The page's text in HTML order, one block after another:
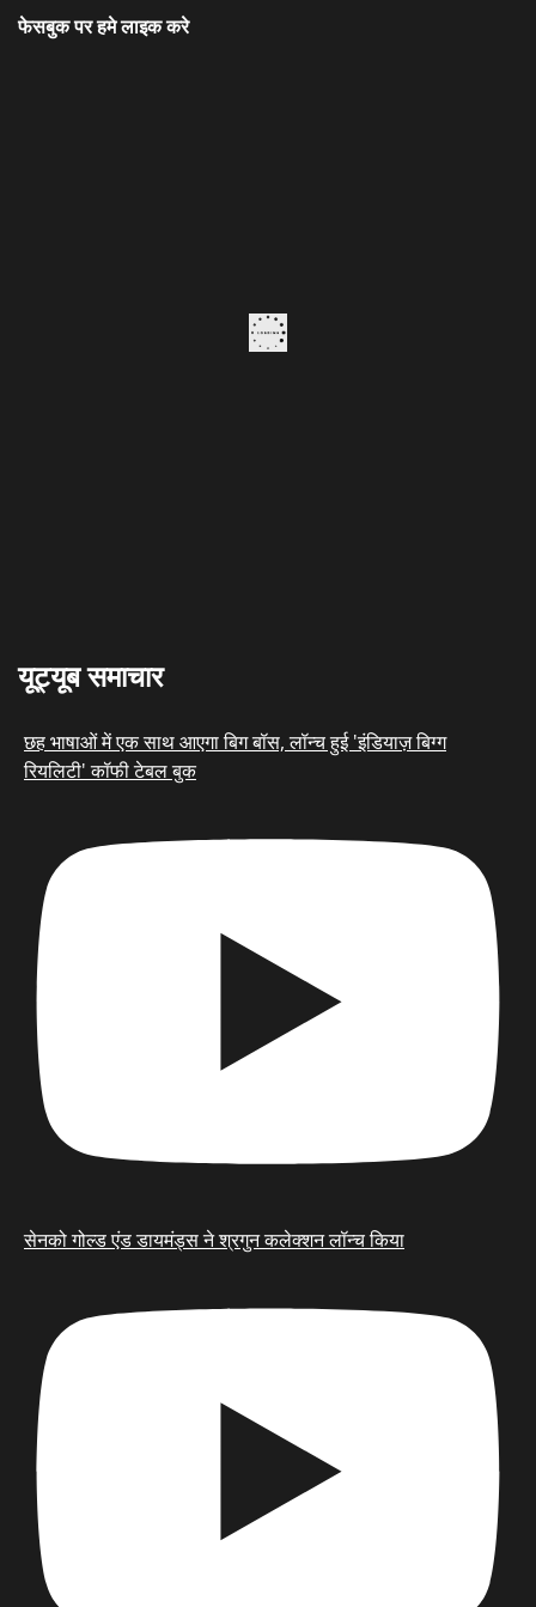
फेसबुक पर हमे लाइक करे
यूट्यूब समाचार
छह भाषाओं में एक साथ आएगा बिग बॉस, लॉन्च हुई 'इंडियाज़ बिग्ग
रियलिटी' कॉफी टेबल बुक
सेनको गोल्ड एंड डायमंड्स ने श्रगुन कलेक्शन लॉन्च किया